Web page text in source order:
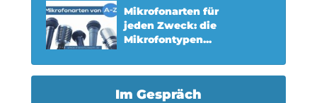
Mikrofonarten für
jeden Zweck: die
Mikrofontypen...
Im Gespräch